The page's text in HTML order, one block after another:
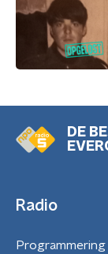
DE
Radio
Programmering